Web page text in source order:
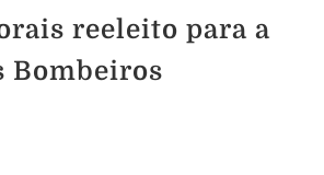
reeleito para a
Bombeiros